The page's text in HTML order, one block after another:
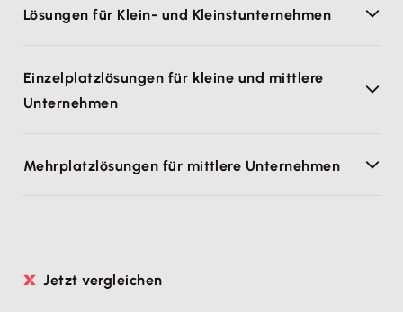
Lösungen für Klein- und Kleinstunternehmen
Einzelplatzlösungen für kleine und mittlere
Unternehmen
Mehrplatzlösungen für mittlere Unternehmen
Jetzt vergleichen